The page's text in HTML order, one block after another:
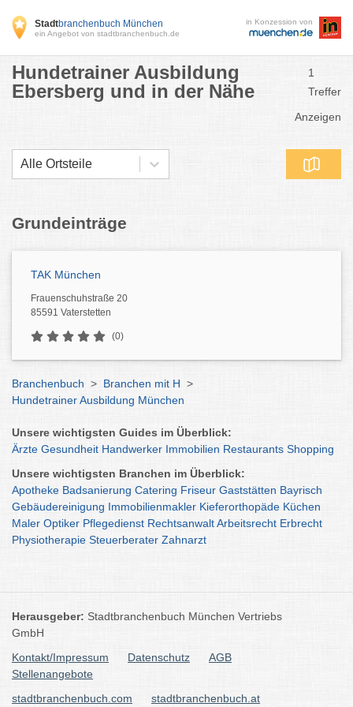
Stadtbranchenbuch München
ein Angebot von stadtbranchenbuch.de
in Konzession von
Hundetrainer Ausbildung
Ebersberg und in der Nähe
1
Treffer
Anzeigen
Alle Ortsteile
Grundeinträge
TAK München
Frauenschuhstraße 20
85591 Vaterstetten
(0)
Branchenbuch > Branchen mit H >
Hundetrainer Ausbildung München
Unsere wichtigsten Guides im Überblick:
Ärzte Gesundheit Handwerker Immobilien Restaurants Shopping
Unsere wichtigsten Branchen im Überblick:
Apotheke Badsanierung Catering Friseur Gaststätten Bayrisch
Gebäudereinigung Immobilienmakler Kieferorthopäde Küchen
Maler Optiker Pflegedienst RechtsanwaltArbeitsrecht Erbrecht
Physiotherapie Steuerberater Zahnarzt
Herausgeber: Stadtbranchenbuch München Vertriebs
GmbH
Kontakt/Impressum
Datenschutz
AGB
Stellenangebote
stadtbranchenbuch.com
stadtbranchenbuch.at